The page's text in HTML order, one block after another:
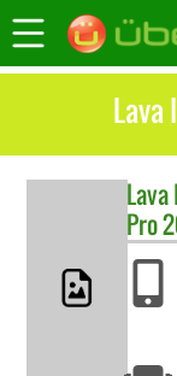
Lava
Lava
Pro